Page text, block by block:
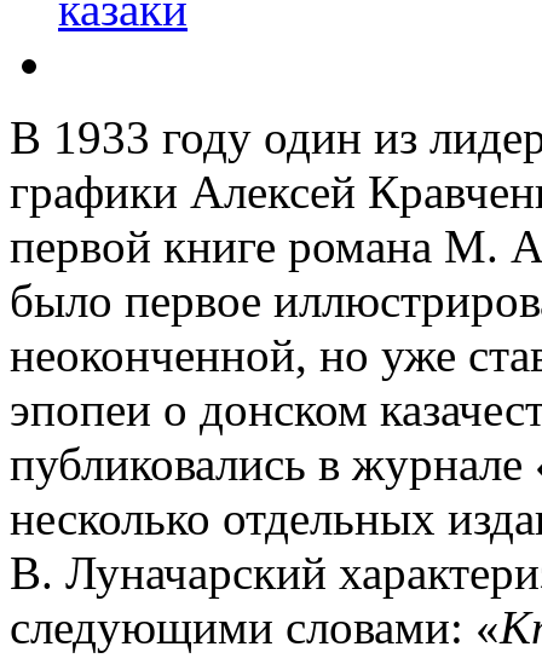
В 1933 году один из
графики Алексей
первой книге романа М.
было первое
неоконченной, но уже
эпопеи о донском
публиковались в
несколько отдельных
В. Луначарский
следующими словами: «